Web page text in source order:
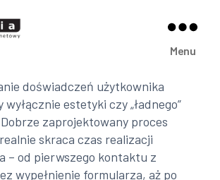
Menu
doświadczeń użytkownika
estetyki czy „ładnego”
zaprojektowany proces
skraca czas realizacji
– od pierwszego kontaktu z
wypełnienie formularza, aż po